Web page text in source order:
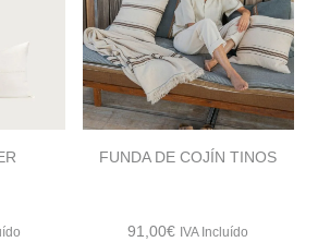
FUNDA DE COJÍN TINOS
91,00€ IVA Incluído